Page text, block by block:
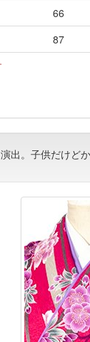
66
87
出。子供だけど